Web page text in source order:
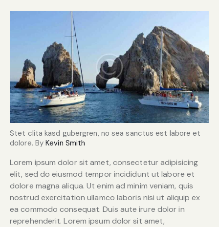
Stet clita kasd gubergren, no sea sanctus est labore et
dolore. ByKevin Smith
Lorem ipsum dolor sit amet, consectetur adipisicing
elit, sed do eiusmod tempor incididunt ut labore et
dolore magna aliqua. Ut enim ad minim veniam, quis
nostrud exercitation ullamco laboris nisi ut aliquip ex
ea commodo consequat. Duis aute irure dolor in
reprehenderit. Lorem ipsum dolor sit amet,